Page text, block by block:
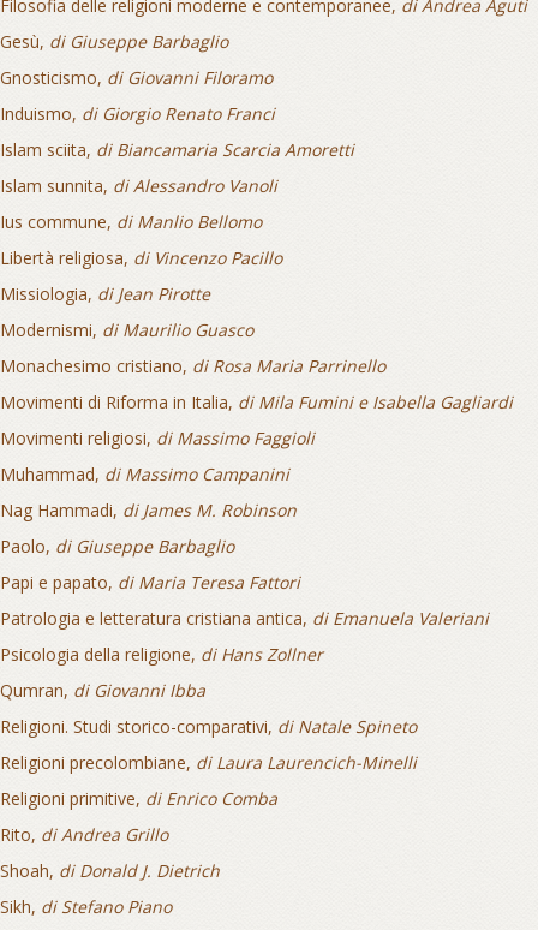
Filosofia delle religioni moderne e contemporanee, di Andrea Aguti
Gesù, di Giuseppe Barbaglio
Gnosticismo, di Giovanni Filoramo
Induismo, di Giorgio Renato Franci
Islam sciita, di Biancamaria Scarcia Amoretti
Islam sunnita, di Alessandro Vanoli
Ius commune, di Manlio Bellomo
Libertà religiosa, di Vincenzo Pacillo
Missiologia, di Jean Pirotte
Modernismi, di Maurilio Guasco
Monachesimo cristiano, di Rosa Maria Parrinello
Movimenti di Riforma in Italia, di Mila Fumini e Isabella Gagliardi
Movimenti religiosi, di Massimo Faggioli
Muhammad, di Massimo Campanini
Nag Hammadi, di James M. Robinson
Paolo, di Giuseppe Barbaglio
Papi e papato, di Maria Teresa Fattori
Patrologia e letteratura cristiana antica, di Emanuela Valeriani
Psicologia della religione, di Hans Zollner
Qumran, di Giovanni Ibba
Religioni. Studi storico-comparativi, di Natale Spineto
Religioni precolombiane, di Laura Laurencich-Minelli
Religioni primitive, di Enrico Comba
Rito, di Andrea Grillo
Shoah, di Donald J. Dietrich
Sikh, di Stefano Piano